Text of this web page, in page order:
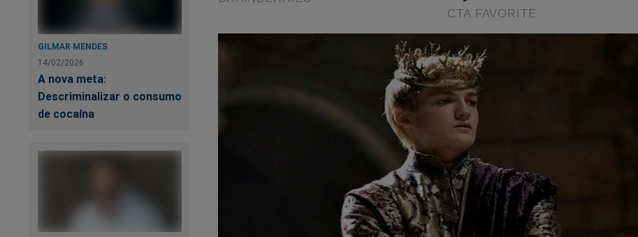
GILMAR MENDES
14/02/2026
A nova meta:
Descriminalizar o consumo
de cocaína
16.434.831/0001-01).